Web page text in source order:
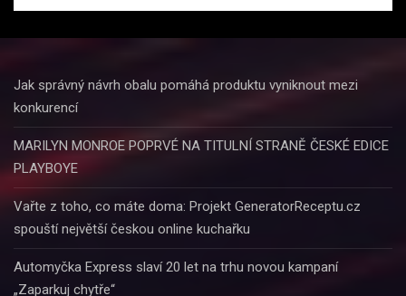
Jak správný návrh obalu pomáhá produktu vyniknout mezi
konkurencí
MARILYN MONROE POPRVÉ NA TITULNÍ STRANĚ ČESKÉ EDICE
PLAYBOYE
Vařte z toho, co máte doma: Projekt GeneratorReceptu.cz
spouští největší českou online kuchařku
Automyčka Express slaví 20 let na trhu novou kampaní
„Zaparkuj chytře“